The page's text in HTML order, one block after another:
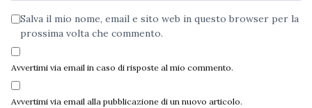
Salva il mio nome, email e sito web in questo browser per la
prossima volta che commento.
Avvertimi via email in caso di risposte al mio commento.
Avvertimi via email alla pubblicazione di un nuovo articolo.